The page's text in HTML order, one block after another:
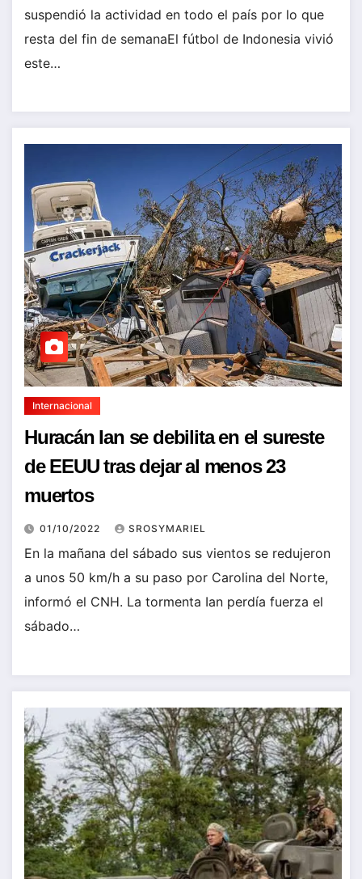
suspendió la actividad en todo el país por lo que
resta del fin de semanaEl fútbol de Indonesia vivió
este…
Internacional
Huracán Ian se debilita en el sureste
de EEUU tras dejar al menos 23
muertos
01/10/2022 SROSYMARIEL
En la mañana del sábado sus vientos se redujeron
a unos 50 km/h a su paso por Carolina del Norte,
informó el CNH. La tormenta Ian perdía fuerza el
sábado…